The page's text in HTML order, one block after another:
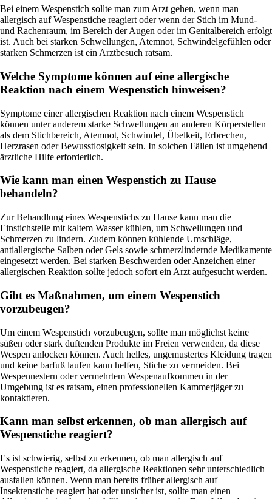
Bei einem Wespenstich sollte man zum Arzt gehen, wenn man
allergisch auf Wespenstiche reagiert oder wenn der Stich im Mund-
und Rachenraum, im Bereich der Augen oder im Genitalbereich erfolgt
ist. Auch bei starken Schwellungen, Atemnot, Schwindelgefühlen oder
starken Schmerzen ist ein Arztbesuch ratsam.
Welche Symptome können auf eine allergische
Reaktion nach einem Wespenstich hinweisen?
Symptome einer allergischen Reaktion nach einem Wespenstich
können unter anderem starke Schwellungen an anderen Körperstellen
als dem Stichbereich, Atemnot, Schwindel, Übelkeit, Erbrechen,
Herzrasen oder Bewusstlosigkeit sein. In solchen Fällen ist umgehend
ärztliche Hilfe erforderlich.
Wie kann man einen Wespenstich zu Hause
behandeln?
Zur Behandlung eines Wespenstichs zu Hause kann man die
Einstichstelle mit kaltem Wasser kühlen, um Schwellungen und
Schmerzen zu lindern. Zudem können kühlende Umschläge,
antiallergische Salben oder Gels sowie schmerzlindernde Medikamente
eingesetzt werden. Bei starken Beschwerden oder Anzeichen einer
allergischen Reaktion sollte jedoch sofort ein Arzt aufgesucht werden.
Gibt es Maßnahmen, um einem Wespenstich
vorzubeugen?
Um einem Wespenstich vorzubeugen, sollte man möglichst keine
süßen oder stark duftenden Produkte im Freien verwenden, da diese
Wespen anlocken können. Auch helles, ungemustertes Kleidung tragen
und keine barfuß laufen kann helfen, Stiche zu vermeiden. Bei
Wespennestern oder vermehrtem Wespenaufkommen in der
Umgebung ist es ratsam, einen professionellen Kammerjäger zu
kontaktieren.
Kann man selbst erkennen, ob man allergisch auf
Wespenstiche reagiert?
Es ist schwierig, selbst zu erkennen, ob man allergisch auf
Wespenstiche reagiert, da allergische Reaktionen sehr unterschiedlich
ausfallen können. Wenn man bereits früher allergisch auf
Insektenstiche reagiert hat oder unsicher ist, sollte man einen